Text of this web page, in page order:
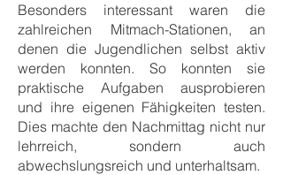
Besonders interessant waren die
zahlreichen Mitmach-Stationen, an
denen die Jugendlichen selbst aktiv
werden konnten. So konnten sie
praktische Aufgaben ausprobieren
und ihre eigenen Fähigkeiten testen.
Dies machte den Nachmittag nicht nur
lehrreich, sondern auch
abwechslungsreich und unterhaltsam.